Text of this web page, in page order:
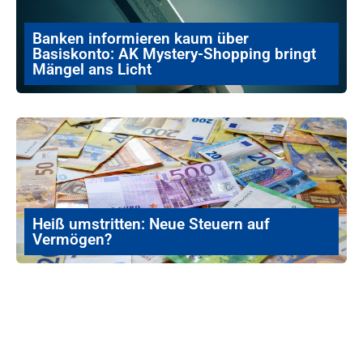
Banken informieren kaum über
Basiskonto: AK Mystery-Shopping bringt
Mängel ans Licht
Heiß umstritten: Neue Steuern auf
Vermögen?